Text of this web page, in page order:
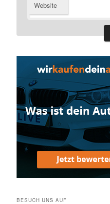
Website
BESUCH UNS AUF